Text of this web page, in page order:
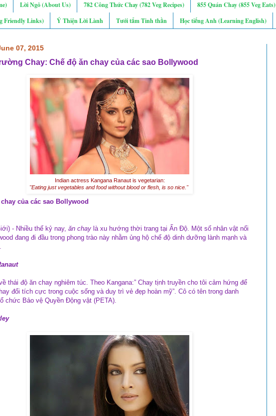
Lời Ngỏ (About Us) 782 Công Thức Chay (782 Veg Recipes) 855 Quán Chay (855 Veg Eats)
Friendly Links)
Ý Thiện Lời Lành Tưới tẩm Tinh thần Học tiếng Anh (Learning English)
07, 2015
Chay: Chế độ ăn chay của các sao Bollywood
Indian actress Kangana Ranaut is vegetarian:
"Eating just vegetables and food without blood or flesh, is so nice."
của các sao Bollywood
- Nhiều thế kỷ nay, ăn chay là xu hướng thời trang tại Ấn Độ. Một số nhân vật nổi
đang đi đầu trong phong trào này nhằm ủng hộ chế độ dinh dưỡng lành mạnh và
thái độ ăn chay nghiêm túc. Theo Kangana:” Chay tịnh truyền cho tôi cảm hứng để
đổi tích cực trong cuộc sống và duy trì vẻ đẹp hoàn mỹ”. Cô có tên trong danh
chức Bảo vệ Quyền Động vật (PETA).